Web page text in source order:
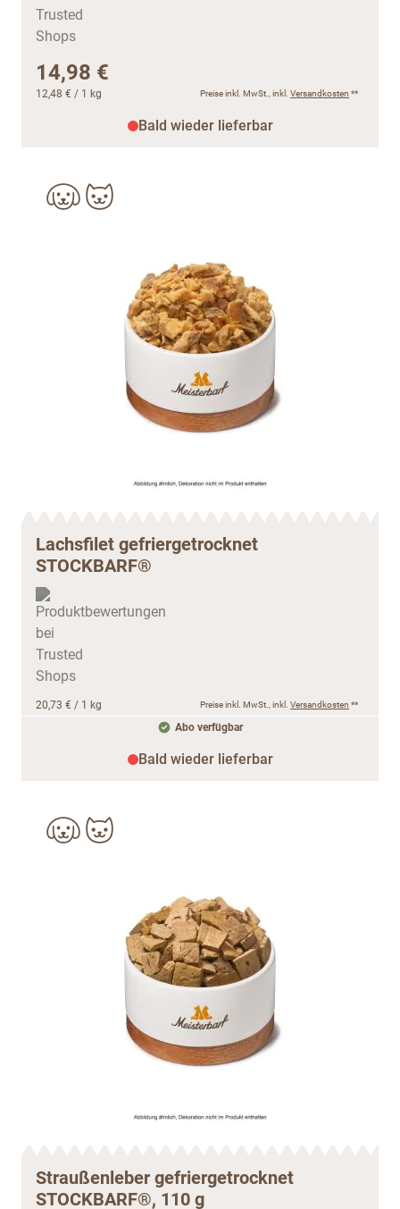
14,98 €
12,48 € / 1 kg Preise inkl. MwSt., inkl. Versandkosten **
Bald wieder lieferbar
Lachsfilet gefriergetrocknet
STOCKBARF®
20,73 € / 1 kg Preise inkl. MwSt., inkl. Versandkosten **
Abo verfügbar
Bald wieder lieferbar
Straußenleber gefriergetrocknet
STOCKBARF®, 110 g